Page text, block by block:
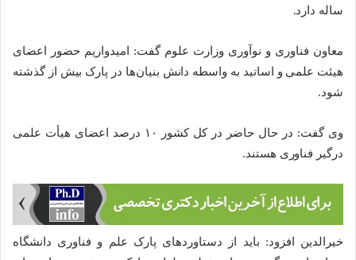
ساله دارد.
معاون فناوری و نوآوری وزارت علوم گفت: امیدواریم حضور اعضای
هیئت علمی و اساتید به واسطه دانش بنیان‌ها در پارک بیش از گذشته
شود.
وی گفت: در حال حاضر در کل کشور ۱۰ درصد اعضای هیأت علمی
درگیر فناوری هستند.
خیرالدین افزود: باید از دستاوردهای پارک علم و فناوری دانشگاه